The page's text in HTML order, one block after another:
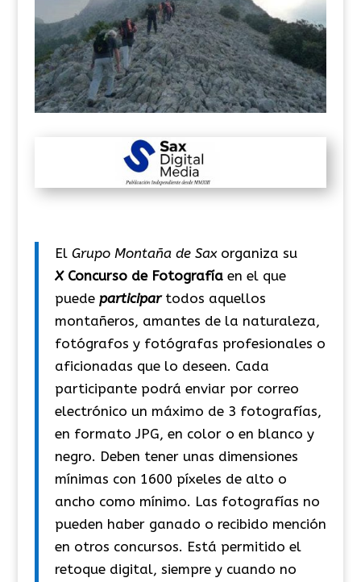
El Grupo Montaña de Saxorganiza su
XConcurso de Fotografíaen el que
puede participar todos aquellos
montañeros, amantes de la naturaleza,
fotógrafos y fotógrafas profesionales o
aficionadas que lo deseen. Cada
participante podrá enviar por correo
electrónico un máximo de 3 fotografías,
en formato JPG, en color o en blanco y
negro. Deben tener unas dimensiones
mínimas con 1600 píxeles de alto o
ancho como mínimo. Las fotografías no
pueden haber ganado o recibido mención
en otros concursos. Está permitido el
retoque digital, siempre y cuando no